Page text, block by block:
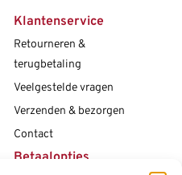
Klantenservice
Retourneren &
terugbetaling
Veelgestelde vragen
Verzenden & bezorgen
Contact
Betaalopties